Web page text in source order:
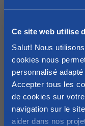
Ce site web utilise
Salut! Nous
cookies nous
personnalisé
Accepter tous les
de cookies sur
navigation sur le
aider dans nos
précédant
nt prévue.
Vous êtes
écartée du
travail après
votre
maternité.